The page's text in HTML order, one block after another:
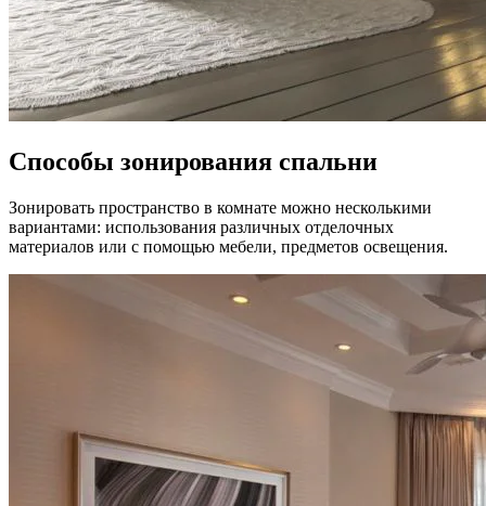
Способы зонирования спальни
Зонировать пространство в комнате можно несколькими
вариантами: использования различных отделочных
материалов или с помощью мебели, предметов освещения.